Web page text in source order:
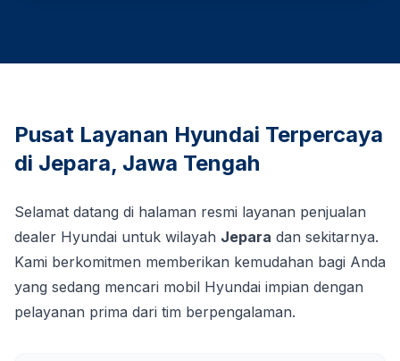
Pusat Layanan Hyundai Terpercaya
di Jepara, Jawa Tengah
Selamat datang di halaman resmi layanan penjualan
dealer Hyundai untuk wilayah Jepara dan sekitarnya.
Kami berkomitmen memberikan kemudahan bagi Anda
yang sedang mencari mobil Hyundai impian dengan
pelayanan prima dari tim berpengalaman.